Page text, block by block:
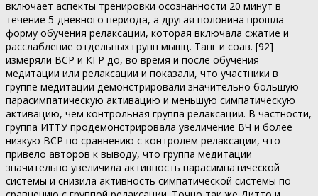
включает аспекты тренировки осознанности 20 минут в
течение 5-дневного периода, а другая половина прошла
форму обучения релаксации, которая включала сжатие и
расслабление отдельных групп мышц. Танг и соав. [92]
измеряли ВСР и КГР до, во время и после обучения
медитации или релаксации и показали, что участники в
группе медитации демонстрировали значительно большую
парасимпатическую активацию и меньшую симпатическую
активацию, чем контрольная группа релаксации. В частности,
группа ИТТУ продемонстрировала увеличение ВЧ и более
низкую ВСР по сравнению с контролем релаксации, что
привело авторов к выводу, что группа медитации
значительно увеличила активность парасимпатической
системы и снизила активность симпатической системы по